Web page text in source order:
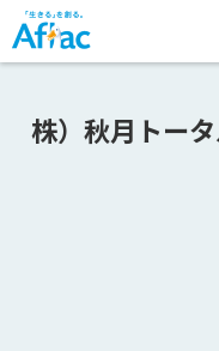
株）秋月トー